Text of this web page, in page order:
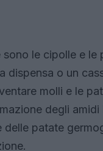
le cipolle e
dispensa o un
molli e le
degli
delle patate